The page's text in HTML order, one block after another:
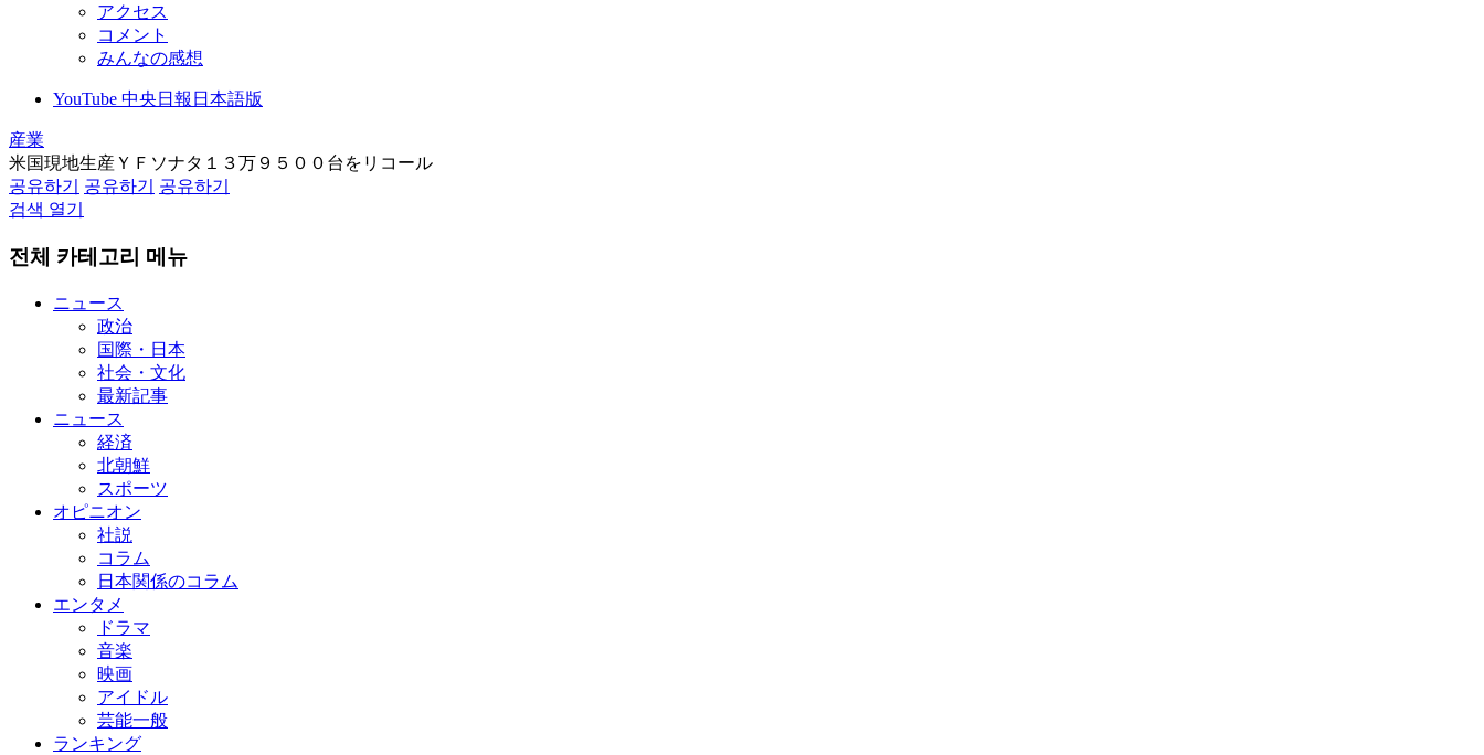
アクセス
コメント
みんなの感想
YouTube 中央日報日本語版
産業
米国現地生産ＹＦソナタ１３万９５００台をリコール
공유하기
공유하기
공유하기
검색 열기
전체 카테고리 메뉴
ニュース
政治
国際・日本
社会・文化
最新記事
ニュース
経済
北朝鮮
スポーツ
オピニオン
社説
コラム
日本関係のコラム
エンタメ
ドラマ
音楽
映画
アイドル
芸能一般
ランキング